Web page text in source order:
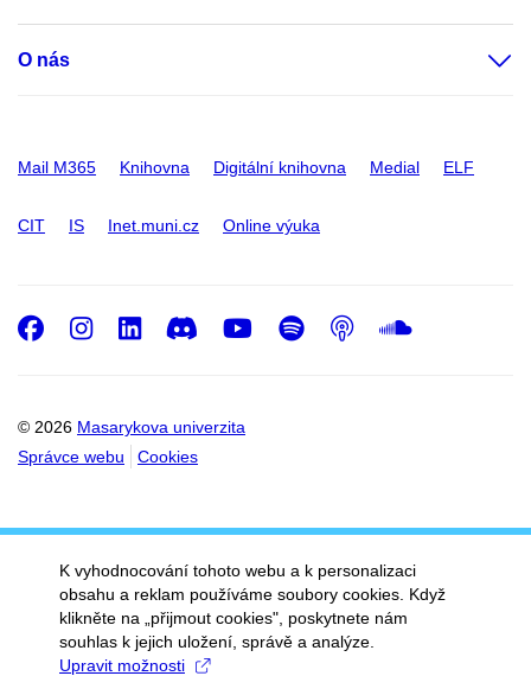
O nás
Mail M365 Knihovna Digitální knihovna Medial ELF
CIT IS Inet.muni.cz Online výuka
© 2026 Masarykova univerzita
Správce webu
Cookies
Facebook
Instagram
LinkedIn
DiscordYoutube
Spotify
Podcast
K vyhodnocování tohoto webu a k personalizaci
obsahu a reklam používáme soubory cookies. Když
klikněte na „přijmout cookies", poskytnete nám
souhlas k jejich uložení, správě a analýze.
Upravit možnosti